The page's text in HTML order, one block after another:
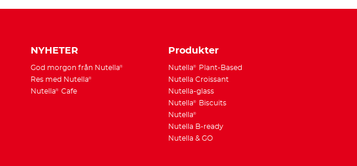
NYHETER
God morgon från Nutella®
Res med Nutella®
Nutella® Cafe
Produkter
Nutella®
Plant-Based
Nutella Croissant
Nutella-glass
Nutella®
Biscuits
Nutella®
Nutella B-ready
Nutella & GO